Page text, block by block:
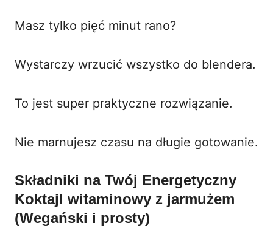
Masz tylko pięć minut rano?
Wystarczy wrzucić wszystko do blendera.
To jest super praktyczne rozwiązanie.
Nie marnujesz czasu na długie gotowanie.
Składniki na Twój Energetyczny
Koktajl witaminowy z jarmużem
(Wegański i prosty)